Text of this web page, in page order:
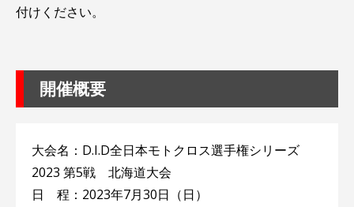
付けください。
開催概要
大会名：D.I.D全日本モトクロス選手権シリーズ
2023 第5戦 北海道大会
日 程：2023年7月30日（日）